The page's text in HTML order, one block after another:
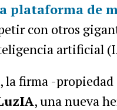
plataforma de
con otros
artificial
la firma -
, una nueva